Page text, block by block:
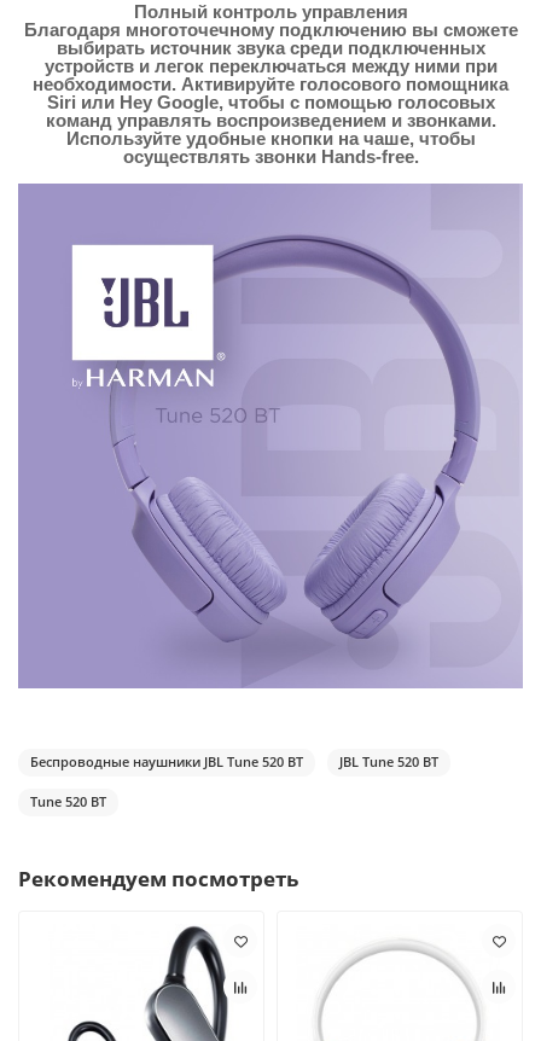
Полный контроль управления
Благодаря многоточечному подключению вы сможете
выбирать источник звука среди подключенных
устройств и легок переключаться между ними при
необходимости. Активируйте голосового помощника
Siri или Hey Google, чтобы с помощью голосовых
команд управлять воспроизведением и звонками.
Используйте удобные кнопки на чаше, чтобы
осуществлять звонки Hands-free.
Беспроводные наушники JBL Tune 520 BT JBL Tune 520 BT
Tune 520 BT
Рекомендуем посмотреть